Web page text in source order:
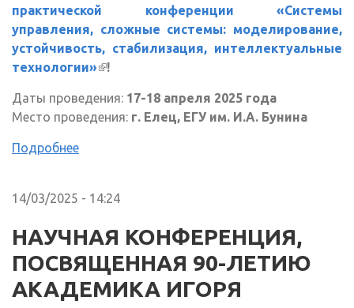
практической конференции «Системы
управления, сложные системы: моделирование,
устойчивость, стабилизация, интеллектуальные
технологии»(внешняя ссылка)
!
Даты проведения: 17-18 апреля 2025 года
Место проведения: г. Елец, ЕГУ им. И.А. Бунина
Подробнее
14/03/2025 - 14:24
НАУЧНАЯ КОНФЕРЕНЦИЯ,
ПОСВЯЩЕННАЯ 90-ЛЕТИЮ
АКАДЕМИКА ИГОРЯ